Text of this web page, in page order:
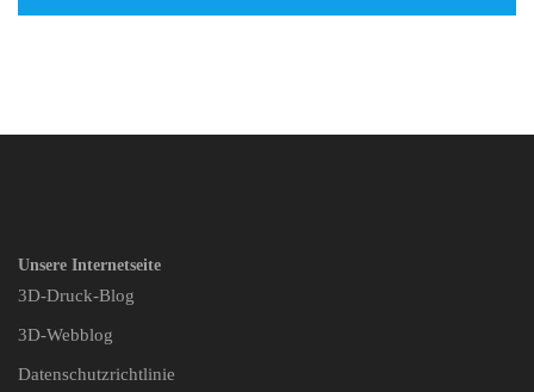
Unsere Internetseite
3D-Druck-Blog
3D-Webblog
Datenschutzrichtlinie